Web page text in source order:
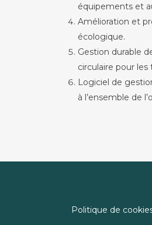
équipements et
Amélioration et
écologique.
Gestion durable
circulaire pour
Logiciel de
à l’ensemble de
Politique de